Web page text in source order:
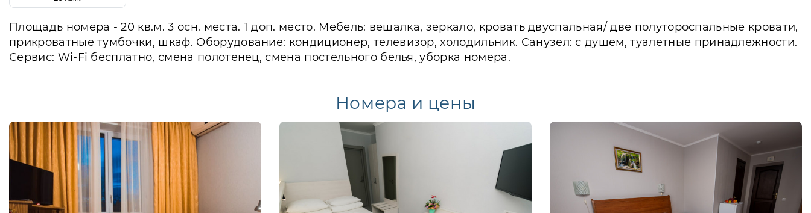
Площадь номера - 20 кв.м. 3 осн. места. 1 доп. место. Мебель: вешалка, зеркало, кровать двуспальная/ две полутороспальные кровати,
прикроватные тумбочки, шкаф. Оборудование: кондиционер, телевизор, холодильник. Санузел: с душем, туалетные принадлежности.
Сервис: Wi-Fi бесплатно, смена полотенец, смена постельного белья, уборка номера.
Номера и цены